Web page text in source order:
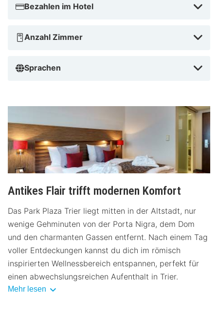
Bezahlen im Hotel
Anzahl Zimmer
Sprachen
Antikes Flair trifft modernen Komfort
Das Park Plaza Trier liegt mitten in der Altstadt, nur
wenige Gehminuten von der Porta Nigra, dem Dom
und den charmanten Gassen entfernt. Nach einem Tag
voller Entdeckungen kannst du dich im römisch
inspirierten Wellnessbereich entspannen, perfekt für
einen abwechslungsreichen Aufenthalt in Trier.
Mehr lesen